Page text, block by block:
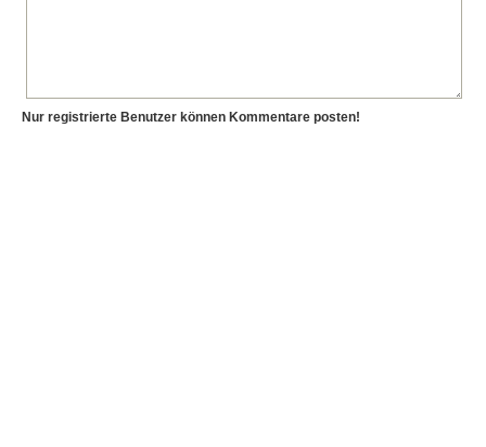
Nur registrierte Benutzer können Kommentare posten!